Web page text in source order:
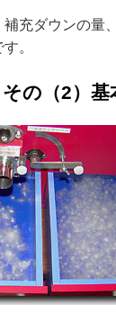
充ダウンの量
。
の（2）